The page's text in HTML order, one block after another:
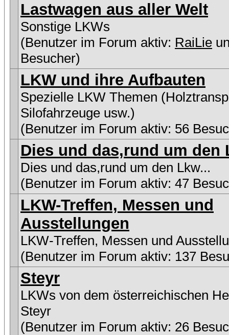
Lastwagen aus aller Welt
Sonstige LKWs
(Benutzer im Forum aktiv: RaiLie
Besucher)
LKW und ihre Aufbauten
Spezielle LKW Themen
Silofahrzeuge usw.)
(Benutzer im Forum aktiv: 56
Dies und das,rund um den
Dies und das,rund um den Lkw...
(Benutzer im Forum aktiv: 47
LKW-Treffen, Messen und
Ausstellungen
LKW-Treffen, Messen und
(Benutzer im Forum aktiv: 137
Steyr
LKWs von dem österreichischen
Steyr
(Benutzer im Forum aktiv: 26